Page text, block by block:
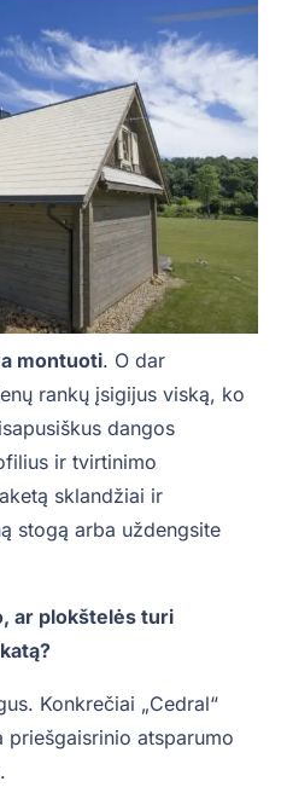
montuoti. O dar
rankų įsigijus viską, ko
dangos
ir tvirtinimo
sklandžiai ir
stogą arba uždengsite
ar plokštelės turi
Konkrečiai „Cedral“
atsparumo